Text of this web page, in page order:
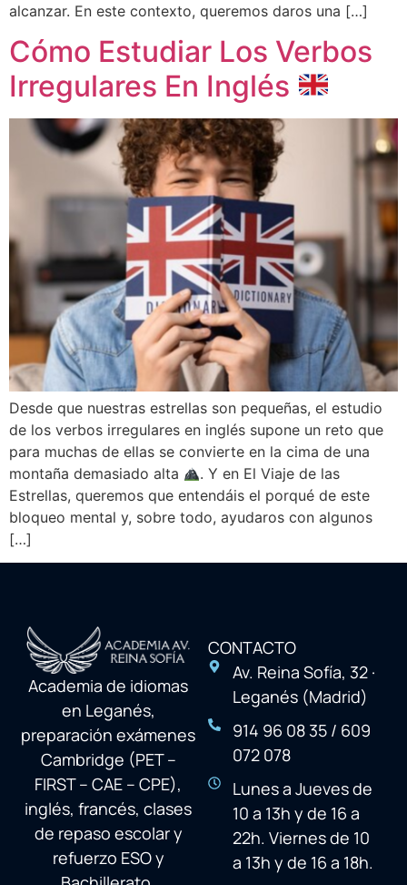
alcanzar. En este contexto, queremos daros una […]
Cómo Estudiar Los Verbos
Irregulares En Inglés
Desde que nuestras estrellas son pequeñas, el estudio
de los verbos irregulares en inglés supone un reto que
para muchas de ellas se convierte en la cima de una
montaña demasiado alta
. Y en El Viaje de las
Estrellas, queremos que entendáis el porqué de este
bloqueo mental y, sobre todo, ayudaros con algunos
[…]
Academia de idiomas
en Leganés,
preparación exámenes
Cambridge (PET –
FIRST – CAE – CPE),
inglés, francés, clases
de repaso escolar y
refuerzo ESO y
CONTACTO
Av. Reina Sofía, 32 ·
Leganés (Madrid)
914 96 08 35 / 609
072 078
Lunes a Jueves de
10 a 13h y de 16 a
22h. Viernes de 10
a 13h y de 16 a 18h.